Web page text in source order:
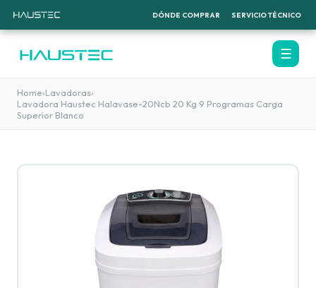
DÓNDE COMPRAR SERVICIO TÉCNICO
☰
Home›Lavadoras›
Lavadora Haustec Halavase-20Ncb 20 Kg 9 Programas Carga
Superior Blanco